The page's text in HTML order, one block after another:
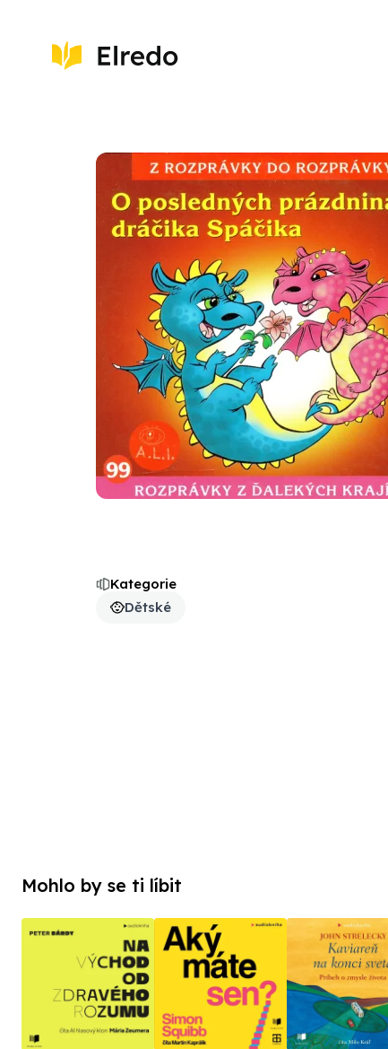
Kategorie
Dětské
Mohlo by se ti líbit